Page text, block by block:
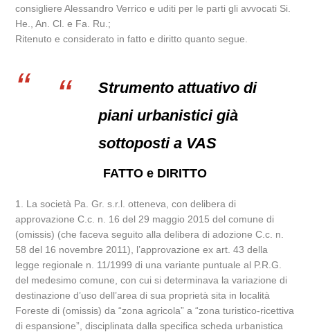
consigliere Alessandro Verrico e uditi per le parti gli avvocati Si.
He., An. Cl. e Fa. Ru.;
Ritenuto e considerato in fatto e diritto quanto segue.
Strumento attuativo di
piani urbanistici già
sottoposti a VAS
FATTO e DIRITTO
1. La società Pa. Gr. s.r.l. otteneva, con delibera di
approvazione C.c. n. 16 del 29 maggio 2015 del comune di
(omissis) (che faceva seguito alla delibera di adozione C.c. n.
58 del 16 novembre 2011), l’approvazione ex art. 43 della
legge regionale n. 11/1999 di una variante puntuale al P.R.G.
del medesimo comune, con cui si determinava la variazione di
destinazione d’uso dell’area di sua proprietà sita in località
Foreste di (omissis) da “zona agricola” a “zona turistico-ricettiva
di espansione”, disciplinata dalla specifica scheda urbanistica